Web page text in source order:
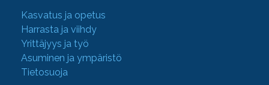
Kasvatus ja opetus
Harrasta ja viihdy
Yrittäjyys ja työ
Asuminen ja ympäristö
Tietosuoja